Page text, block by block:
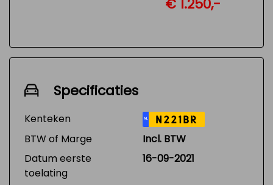
€ 1.250,-
Specificaties
Kenteken NL N221BR
BTW of Marge
Incl. BTW
Datum eerste
toelating
16-09-2021